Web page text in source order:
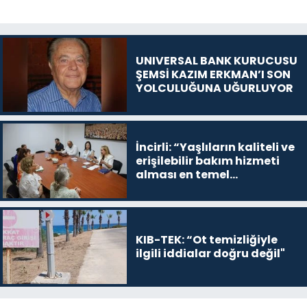
UNIVERSAL BANK KURUCUSU
ŞEMSİ KAZIM ERKMAN’I SON
YOLCULUĞUNA UĞURLUYOR
İncirli: “Yaşlıların kaliteli ve
erişilebilir bakım hizmeti
alması en temel
KIB-TEK: “Ot temizliğiyle
ilgili iddialar doğru değil"